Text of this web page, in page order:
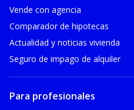
Vende con agencia
Comparador de hipotecas
Actualidad y noticias vivienda
Seguro de impago de alquiler
Para profesionales